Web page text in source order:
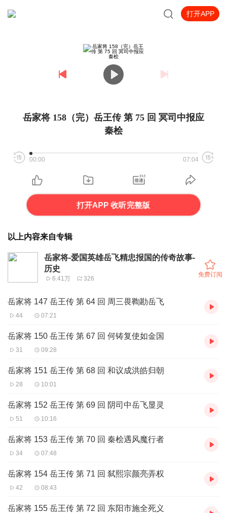
打开APP
岳家将 158（完）岳王传 第 75 回 冥司中报应
秦桧
00:00 07:04
打开APP 收听完整版
以上内容来自专辑
岳家将-爱国英雄岳飞精忠报国的传奇故事-
历史
6.41万 326
免费订阅
岳家将 147 岳王传 第 64 回 周三畏鞫勘岳飞
44 07:21
岳家将 150 岳王传 第 67 回 何铸复使如金国
31 09:28
岳家将 151 岳王传 第 68 回 和议成洪皓归朝
28 10:01
岳家将 152 岳王传 第 69 回 阴司中岳飞显灵
51 10:16
岳家将 153 岳王传 第 70 回 秦桧遇风魔行者
34 07:48
岳家将 154 岳王传 第 71 回 弑熙宗颜亮弄权
42 08:43
岳家将 155 岳王传 第 72 回 东阳市施全死义